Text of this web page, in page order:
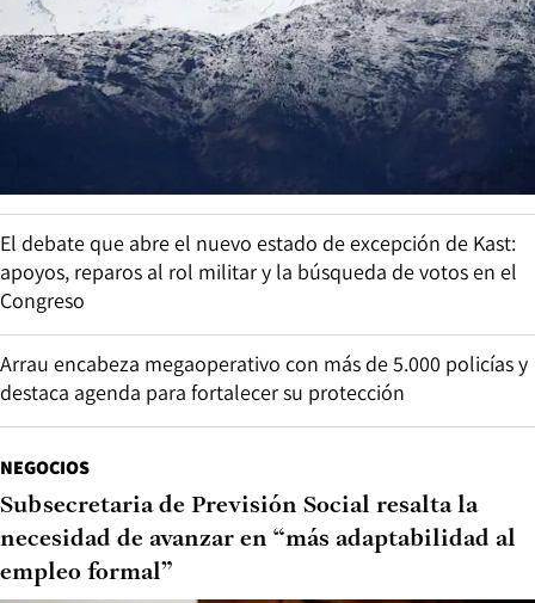
El debate que abre el nuevo estado de excepción de Kast:
apoyos, reparos al rol militar y la búsqueda de votos en el
Congreso
Arrau encabeza megaoperativo con más de 5.000 policías y
destaca agenda para fortalecer su protección
NEGOCIOS
Subsecretaria de Previsión Social resalta la
necesidad de avanzar en “más adaptabilidad al
empleo formal”